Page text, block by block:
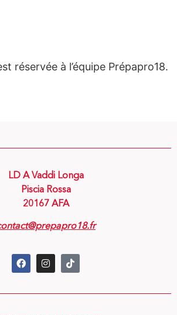
réservée à l’équipe Prépapro18.
LD A Vaddi Longa
Piscia Rossa
20167 AFA